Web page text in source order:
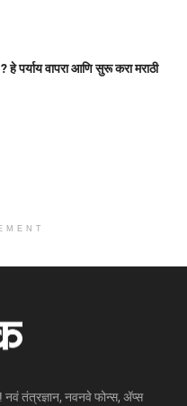
हे पर्याय वापरा आणि सुरू करा मराठी
नवं तंत्रज्ञान, नवनवे फोन्स, ॲप्स